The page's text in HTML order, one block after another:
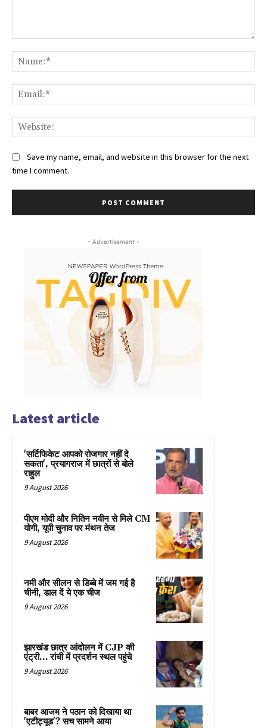
Save my name, email, and website in this browser for the next
time I comment.
- Advertisement -
Latest article
'सर्टिफिकेट आपको रोजगार नहीं दे
सकता', प्रयागराज में छात्रों से बोले
राहुल
9 August 2026
पीएम मोदी और नितिन नवीन से मिले CM
योगी, यूपी चुनाव पर मंथन तेज
9 August 2026
नमी और सीलन से डिब्बे में जम गई है
चीनी, डाल दें ये एक चीज
9 August 2026
झारखंड छात्र आंदोलन में CJP की
एंट्री… रांची में प्रदर्शन स्थल पहुंचे
9 August 2026
बाबर आजम ने पठान को दिखाया था
'एटीट्यूड'? सच सामने आया